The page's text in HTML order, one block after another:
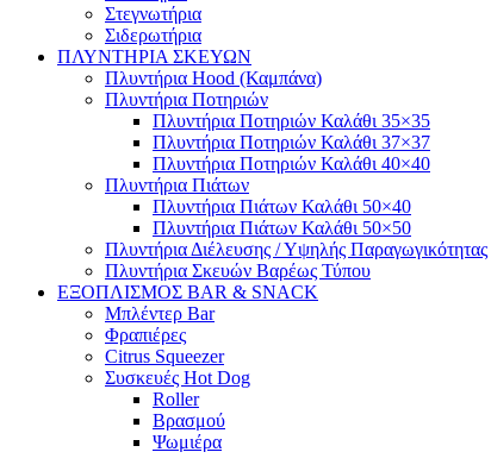
Στεγνωτήρια
Σιδερωτήρια
ΠΛΥΝΤΗΡΙΑ ΣΚΕΥΩΝ
Πλυντήρια Hood (Καμπάνα)
Πλυντήρια Ποτηριών
Πλυντήρια Ποτηριών Καλάθι 35×35
Πλυντήρια Ποτηριών Καλάθι 37×37
Πλυντήρια Ποτηριών Καλάθι 40×40
Πλυντήρια Πιάτων
Πλυντήρια Πιάτων Καλάθι 50×40
Πλυντήρια Πιάτων Καλάθι 50×50
Πλυντήρια Διέλευσης / Υψηλής Παραγωγικότητας
Πλυντήρια Σκευών Βαρέως Τύπου
ΕΞΟΠΛΙΣΜΟΣ BAR & SNACK
Μπλέντερ Bar
Φραπιέρες
Citrus Squeezer
Συσκευές Hot Dog
Roller
Βρασμού
Ψωμιέρα